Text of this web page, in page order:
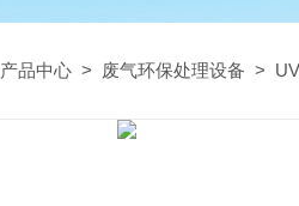
产品中心 > 废气环保处理设备 >